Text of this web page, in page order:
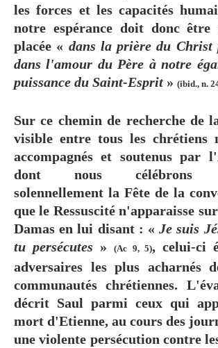
les forces et les capacités
notre espérance doit donc
placée « dans la prière du Christ
dans l'amour du Père à notre
puissance du Saint-Esprit » (ibid., n.
Sur ce chemin de recherche de
visible entre tous les chrétiens
accompagnés et soutenus par
dont nous célébrons
solennellement la Fête de la
que le Ressuscité n'apparaisse
Damas en lui disant : «Je suis
tu persécutes » (Ac 9, 5), celui-ci
adversaires les plus acharnés
communautés chrétiennes.
décrit Saul parmi ceux qui
mort d'Etienne, au cours des
une violente persécution contre